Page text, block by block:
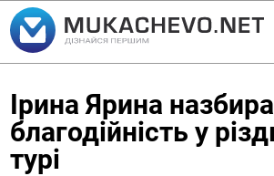
Ірина Ярина
благодійність у
турі